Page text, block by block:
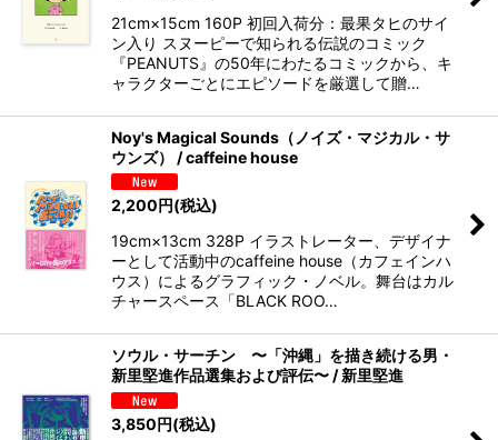
21cm×15cm 160P 初回入荷分：最果タヒのサイ
ン入り スヌーピーで知られる伝説のコミック
『PEANUTS』の50年にわたるコミックから、キ
ャラクターごとにエピソードを厳選して贈…
Noy's Magical Sounds（ノイズ・マジカル・サ
ウンズ） / caffeine house
2,200円(税込)
19cm×13cm 328P イラストレーター、デザイナ
ーとして活動中のcaffeine house（カフェインハ
ウス）によるグラフィック・ノベル。舞台はカル
チャースペース「BLACK ROO…
ソウル・サーチン 〜「沖縄」を描き続ける男・
新里堅進作品選集および評伝〜 / 新里堅進
3,850円(税込)